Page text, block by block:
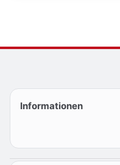
Informationen